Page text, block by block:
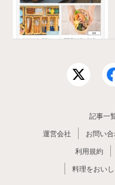
記事一
運営会社
お問い
利用規約
料理をおい